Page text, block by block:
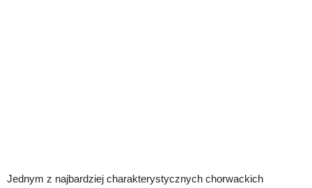
Jednym z najbardziej charakterystycznych chorwackich